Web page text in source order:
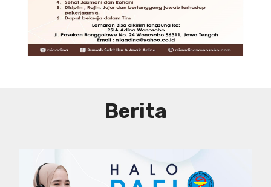
SYARAT DAN KETENTUAN LIHAT
BROSUR
Berita